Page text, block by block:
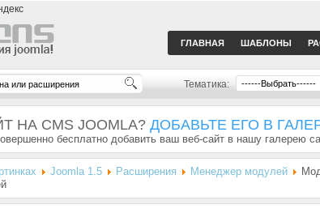
ГЛАВНАЯ ШАБЛОНЫ
Тематика:
НА CMS JOOMLA? ДОБАВЬТЕ ЕГО В
бесплатно добавить ваш веб-сайт в нашу галерею
Joomla 1.5 Расширения Менеджер модулей